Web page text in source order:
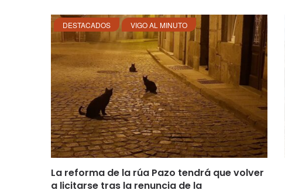
DESTACADOS VIGO AL MINUTO
La reforma de la rúa Pazo tendrá que volver
a licitarse tras la renuncia de la